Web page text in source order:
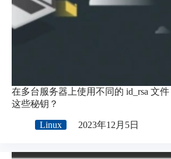
在多台服务器上使用不同的 id_rsa 文
这些秘钥？
Linux 2023年12月5日